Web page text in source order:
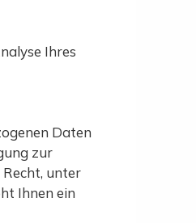
Ihres
Daten
zur
unter
Ihnen ein